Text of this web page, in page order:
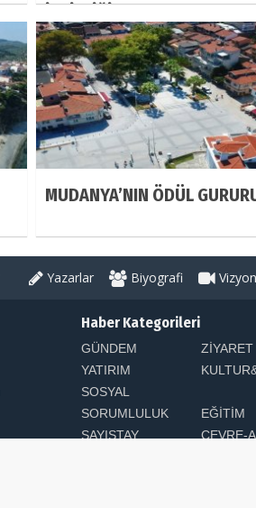
MUDANYA’NIN ÖDÜL
Yazarlar Biyografi
Haber Kategorileri
GÜNDEM
ZİYARET
YATIRIM
SOSYAL
SORUMLULUK
EĞİTİM
SAYIŞTAY
ÇEVRE-